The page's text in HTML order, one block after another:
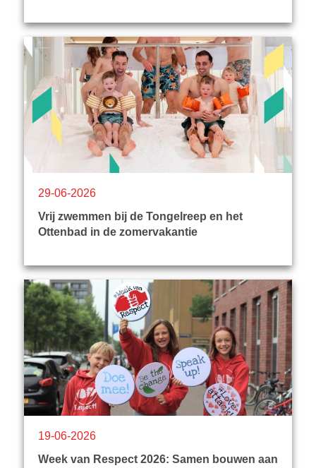
Vrij zwemmen bij de Tongelreep en het
Ottenbad in de zomervakantie
29-06-2026
Week van Respect 2026: Samen bouwen aan
19-06-2026